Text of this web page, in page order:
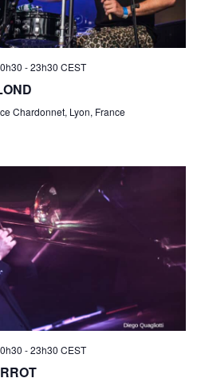
-23h30 CEST
Chardonnet, Lyon, France
-23h30 CEST